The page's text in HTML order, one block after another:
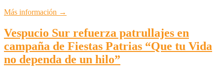
Más información →
Vespucio Sur refuerza patrullajes en
campaña de Fiestas Patrias “Que tu Vida
no dependa de un hilo”